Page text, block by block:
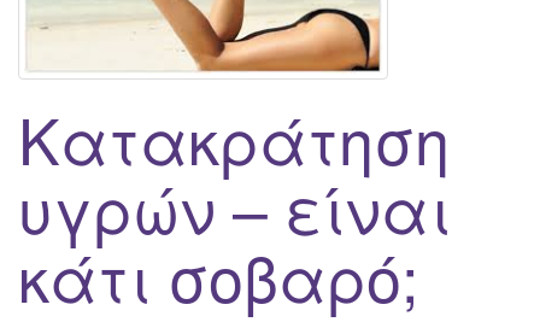
Κατακράτηση
υγρών – είναι
κάτι σοβαρό;